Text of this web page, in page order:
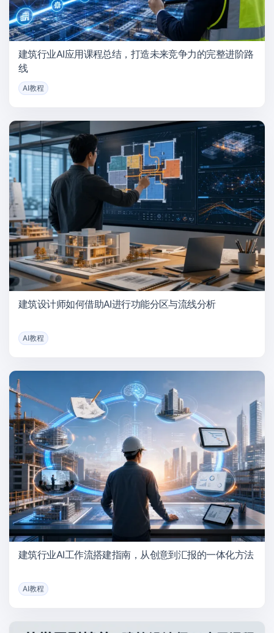
建筑行业AI应用课程总结，打造未来竞争力的完整进阶路
线
AI教程
建筑设计师如何借助AI进行功能分区与流线分析
AI教程
建筑行业AI工作流搭建指南，从创意到汇报的一体化方法
AI教程